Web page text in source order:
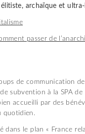
archaïque et
passer de
de communication
subvention à la SPA de
accueilli par des
quotidien.
dans le plan « France